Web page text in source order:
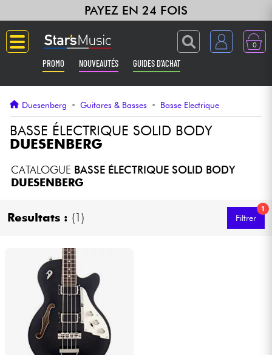
PAYEZ EN 24 FOIS
0
PROMO NOUVEAUTÉS GUIDES D'ACHAT
Guitares & Basses
Claviers & Pianos
Synthés & Sampleurs
Home Studio
Casques
Micros & HF
Duesenberg • Guitares & Basses • Basse Electrique
BASSE ÉLECTRIQUE SOLID BODY
DUESENBERG
CATALOGUE BASSE ÉLECTRIQUE SOLID BODY
DUESENBERG
Resultats : (1)
1
Filtrer